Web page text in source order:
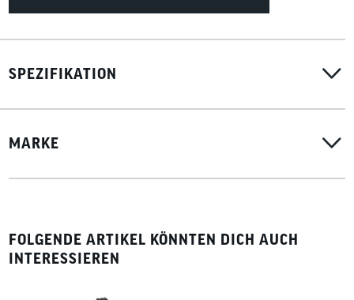
SPEZIFIKATION
MARKE
FOLGENDE ARTIKEL KÖNNTEN DICH AUCH
INTERESSIEREN